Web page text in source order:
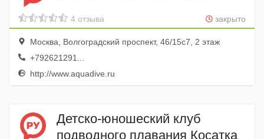
закрыто
4 отзыва
Москва, Волгоградский проспект, 46/15с7, 2 этаж
+792621291...
http://www.aquadive.ru
Детско-юношеский клуб
подводного плавания Косатка